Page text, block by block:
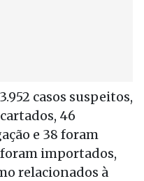
casos suspeitos,
46
e 38 foram
importados,
relacionados à